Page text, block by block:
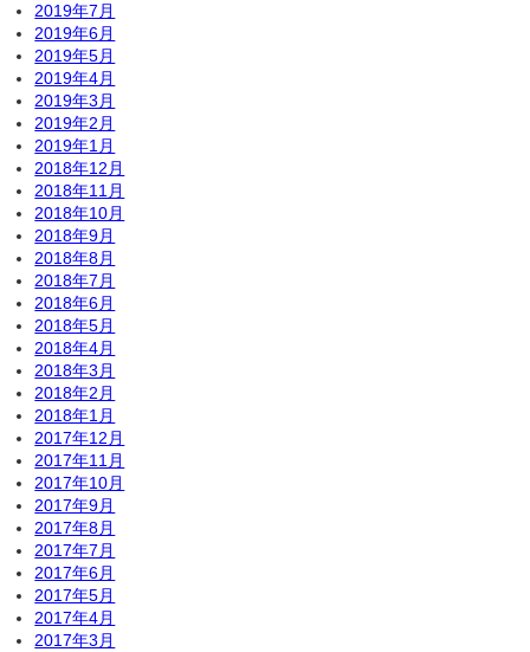
2019年7月
2019年6月
2019年5月
2019年4月
2019年3月
2019年2月
2019年1月
2018年12月
2018年11月
2018年10月
2018年9月
2018年8月
2018年7月
2018年6月
2018年5月
2018年4月
2018年3月
2018年2月
2018年1月
2017年12月
2017年11月
2017年10月
2017年9月
2017年8月
2017年7月
2017年6月
2017年5月
2017年4月
2017年3月